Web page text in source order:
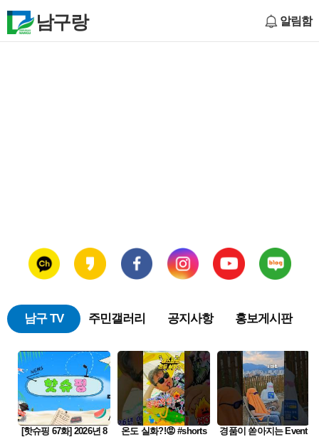
남구랑 알림함
남구 TV 주민갤러리 공지사항 홍보게시판
[핫슈핑 67화] 2026년 8
온도 실화?!😡 #shorts
경품이 쏟아지는 Event